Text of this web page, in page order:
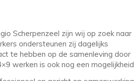
Scherpenzeel zijn wij op zoek naar
ondersteunen zij dagelijks
te hebben op de samenleving door
werken is ook nog een